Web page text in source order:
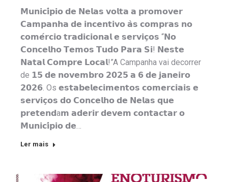
𝗠𝘂𝗻𝗶𝗰𝗶́𝗽𝗶𝗼 𝗱𝗲 𝗡𝗲𝗹𝗮𝘀 𝘃𝗼𝗹𝘁𝗮 𝗮 𝗽𝗿𝗼𝗺𝗼𝘃𝗲𝗿
𝗖𝗮𝗺𝗽𝗮𝗻𝗵𝗮 𝗱𝗲 𝗶𝗻𝗰𝗲𝗻𝘁𝗶𝘃𝗼 𝗮̀𝘀 𝗰𝗼𝗺𝗽𝗿𝗮𝘀 𝗻𝗼
𝗰𝗼𝗺𝗲́𝗿𝗰𝗶𝗼 𝘁𝗿𝗮𝗱𝗶𝗰𝗶𝗼𝗻𝗮𝗹 𝗲 𝘀𝗲𝗿𝘃𝗶𝗰̧𝗼𝘀 “𝗡𝗼
𝗖𝗼𝗻𝗰𝗲𝗹𝗵𝗼 𝗧𝗲𝗺𝗼𝘀 𝗧𝘂𝗱𝗼 𝗣𝗮𝗿𝗮 𝗦𝗶! 𝗡𝗲𝘀𝘁𝗲
𝗡𝗮𝘁𝗮𝗹 𝗖𝗼𝗺𝗽𝗿𝗲 𝗟𝗼𝗰𝗮𝗹!”A Campanha vai decorrer
de 𝟭𝟱 𝗱𝗲 𝗻𝗼𝘃𝗲𝗺𝗯𝗿𝗼 𝟮𝟬𝟮𝟱 𝗮 𝟲 𝗱𝗲 𝗷𝗮𝗻𝗲𝗶𝗿𝗼
𝟮𝟬𝟮𝟲. Os 𝗲𝘀𝘁𝗮𝗯𝗲𝗹𝗲𝗰𝗶𝗺𝗲𝗻𝘁𝗼𝘀 𝗰𝗼𝗺𝗲𝗿𝗰𝗶𝗮𝗶𝘀 𝗲
𝘀𝗲𝗿𝘃𝗶𝗰̧𝗼𝘀 𝗱𝗼 𝗖𝗼𝗻𝗰𝗲𝗹𝗵𝗼 𝗱𝗲 𝗡𝗲𝗹𝗮𝘀 𝗾𝘂𝗲
𝗽𝗿𝗲𝘁𝗲𝗻𝗱a𝗺 𝗮𝗱𝗲𝗿𝗶𝗿 𝗱𝗲𝘃𝗲𝗺 𝗰𝗼𝗻𝘁𝗮𝗰𝘁𝗮𝗿 𝗼
𝗠𝘂𝗻𝗶𝗰𝗶́𝗽𝗶𝗼 𝗱𝗲…
Ler mais